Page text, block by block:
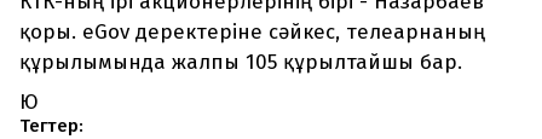
қоры. eGov деректеріне сәйкес, телеарнаның
құрылымында жалпы 105 құрылтайшы бар.
Ю
Тегтер: